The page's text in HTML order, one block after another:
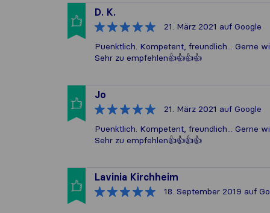
D. K.
21. März 2021 auf Google
Puenktlich. Kompetent, freundlich... Gerne
Sehr zu empfehlen👍👍👍👍
Jo
21. März 2021 auf Google
Puenktlich. Kompetent, freundlich... Gerne
Sehr zu empfehlen👍👍👍👍
Lavinia Kirchheim
18. September 2019 auf